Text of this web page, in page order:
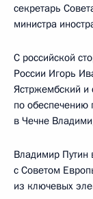
секретарь
министра
С российской
России Игорь
Ястржембский и
по обеспечению
в Чечне
Владимир Путин
с Советом
из ключевых